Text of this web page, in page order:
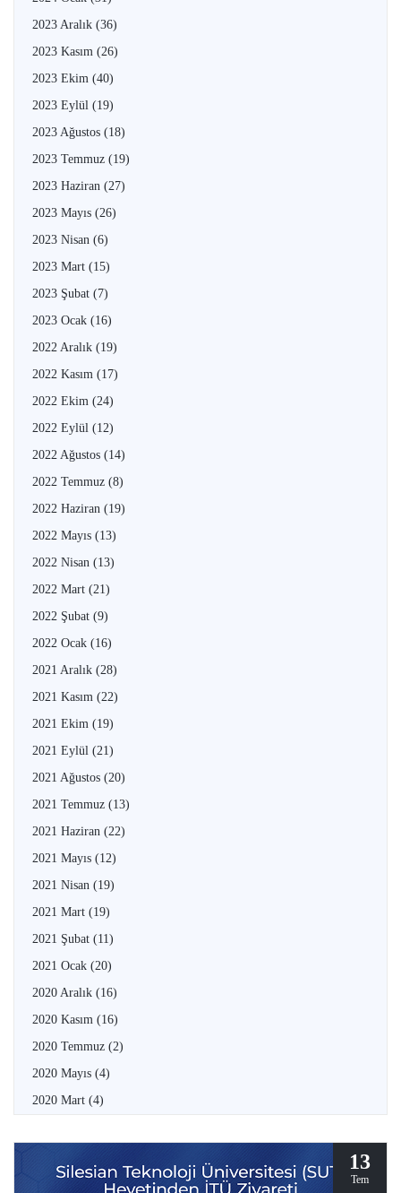
2023 Aralık (36)
2023 Kasım (26)
2023 Ekim (40)
2023 Eylül (19)
2023 Ağustos (18)
2023 Temmuz (19)
2023 Haziran (27)
2023 Mayıs (26)
2023 Nisan (6)
2023 Mart (15)
2023 Şubat (7)
2023 Ocak (16)
2022 Aralık (19)
2022 Kasım (17)
2022 Ekim (24)
2022 Eylül (12)
2022 Ağustos (14)
2022 Temmuz (8)
2022 Haziran (19)
2022 Mayıs (13)
2022 Nisan (13)
2022 Mart (21)
2022 Şubat (9)
2022 Ocak (16)
2021 Aralık (28)
2021 Kasım (22)
2021 Ekim (19)
2021 Eylül (21)
2021 Ağustos (20)
2021 Temmuz (13)
2021 Haziran (22)
2021 Mayıs (12)
2021 Nisan (19)
2021 Mart (19)
2021 Şubat (11)
2021 Ocak (20)
2020 Aralık (16)
2020 Kasım (16)
2020 Temmuz (2)
2020 Mayıs (4)
2020 Mart (4)
13
Tem